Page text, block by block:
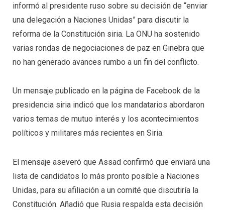
informó al presidente ruso sobre su decisión de “enviar
una delegación a Naciones Unidas” para discutir la
reforma de la Constitución siria. La ONU ha sostenido
varias rondas de negociaciones de paz en Ginebra que
no han generado avances rumbo a un fin del conflicto.
Un mensaje publicado en la página de Facebook de la
presidencia siria indicó que los mandatarios abordaron
varios temas de mutuo interés y los acontecimientos
políticos y militares más recientes en Siria.
El mensaje aseveró que Assad confirmó que enviará una
lista de candidatos lo más pronto posible a Naciones
Unidas, para su afiliación a un comité que discutiría la
Constitución. Añadió que Rusia respalda esta decisión